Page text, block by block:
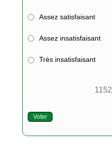
Assez satisfaisant
Assez insatisfaisant
Très insatisfaisant
1152
Voter